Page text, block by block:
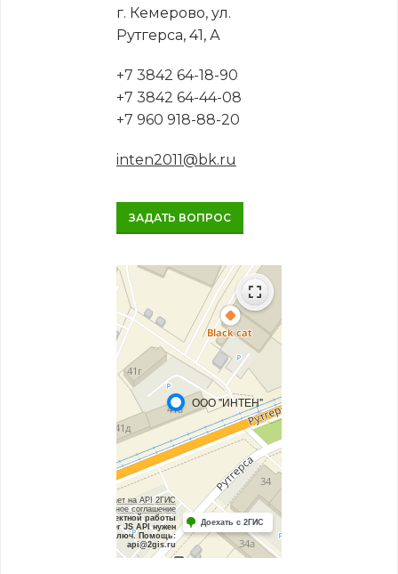
г. Кемерово, ул.
Рутгерса, 41, А
+7 3842 64-18-90
+7 3842 64-44-08
+7 960 918-88-20
inten2011@bk.ru
ЗАДАТЬ ВОПРОС